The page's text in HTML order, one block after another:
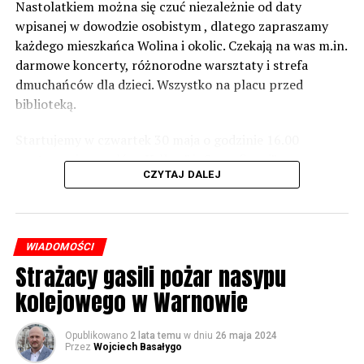
zabezpieczeń. Dopóki nie będzie tych przekroczonych
norm dopuszczalnego hałasu, no to nie możemy nic
zrobić. Tam są odpowiednie normy – 61 i 56 decybeli –
zaznacza.
Foto: Wojciech Basałygo
Nastolatkiem można się czuć niezależnie od daty
wpisanej w dowodzie osobistym , dlatego zapraszamy
każdego mieszkańca Wolina i okolic. Czekają na was m.in.
darmowe koncerty, różnorodne warsztaty i strefa
dmuchańców dla dzieci. Wszystko na placu przed
biblioteką.
występami zespołów „Yellow” i „Specyficzni”.
CZYTAJ DALEJ
WIADOMOŚCI
Strażacy gasili pożar nasypu
kolejowego w Warnowie
Opublikowano 2 lata temu w dniu 26 maja 2024
Przez Wojciech Basałygo